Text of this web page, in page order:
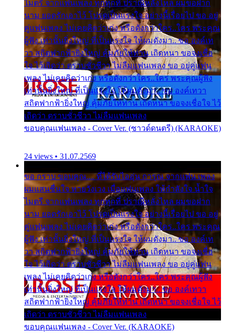
ไมตรี จากแฟนเพลง ทุกทุกที่ ปราณีหลั่งไหล ผมขอฝาก
นาม ยอดรักเอาไว้ โปรดเป็นแรงใจ อย่างนี้เรื่อยไป ขอ อยู่
คู่แฟนเพลง ไม่เคยคิดว่าเก่ง หรือดังกว่าใคร..ใคร พระคุณ
ผู้ฟัง เท่านั้นยิ่งใหญ่ ที่เป็นแรงใจ ให้ผมดังมา.. ขอ องค์เท
วา สถิตฟากฟ้ายิ่งใหญ่ คุ้มภัยให้ท่าน เถิดหนา ขอจงเชื่อ
ใจ ไว้เถิดว่า ตราบชั่วชีวา ไม่ลืมแฟนเพลง ขอ อยู่คู่แฟน
เพลง ไม่เคยคิดว่าเก่ง หรือดังกว่าใคร..ใคร พระคุณผู้ฟัง
เท่านั้นยิ่งใหญ่ ที่เป็นแรงใจ ให้ผมดังมา.. ขอ องค์เทวา
สถิตฟากฟ้ายิ่งใหญ่ คุ้มภัยให้ท่าน เถิดหนา ขอจงเชื่อใจ ไว้
เถิดว่า ตราบชั่วชีวา ไม่ลืมแฟนเพลง
ขอบคุณแฟนเพลง - Cover Ver. (ซาวด์ดนตรี) (KARAOKE)
24 views • 31.07.2569
ขอ กราบ ขอบคุณ.... ที่ได้รับไออุ่น การุณ จากแฟน เพลง
ผมแสนชื่นใจ หายวังเวง เมื่อแฟนเพลง ให้กำลังใจ น้ำใจ
ไมตรี จากแฟนเพลง ทุกทุกที่ ปราณีหลั่งไหล ผมขอฝาก
นาม ยอดรักเอาไว้ โปรดเป็นแรงใจ อย่างนี้เรื่อยไป ขอ อยู่
คู่แฟนเพลง ไม่เคยคิดว่าเก่ง หรือดังกว่าใคร..ใคร พระคุณ
ผู้ฟัง เท่านั้นยิ่งใหญ่ ที่เป็นแรงใจ ให้ผมดังมา.. ขอ องค์เท
วา สถิตฟากฟ้ายิ่งใหญ่ คุ้มภัยให้ท่าน เถิดหนา ขอจงเชื่อ
ใจ ไว้เถิดว่า ตราบชั่วชีวา ไม่ลืมแฟนเพลง ขอ อยู่คู่แฟน
เพลง ไม่เคยคิดว่าเก่ง หรือดังกว่าใคร..ใคร พระคุณผู้ฟัง
เท่านั้นยิ่งใหญ่ ที่เป็นแรงใจ ให้ผมดังมา.. ขอ องค์เทวา
สถิตฟากฟ้ายิ่งใหญ่ คุ้มภัยให้ท่าน เถิดหนา ขอจงเชื่อใจ ไว้
เถิดว่า ตราบชั่วชีวา ไม่ลืมแฟนเพลง
ขอบคุณแฟนเพลง - Cover Ver. (KARAOKE)